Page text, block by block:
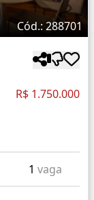
Cód.: 288701
R$ 1.750.000
1 vaga